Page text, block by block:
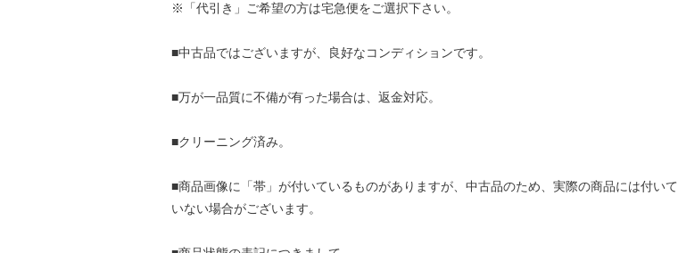
※「代引き」ご希望の方は宅急便をご選択下さい。
■中古品ではございますが、良好なコンディションです。
■万が一品質に不備が有った場合は、返金対応。
■クリーニング済み。
■商品画像に「帯」が付いているものがありますが、中古品のため、実際の商品には付いて
いない場合がございます。